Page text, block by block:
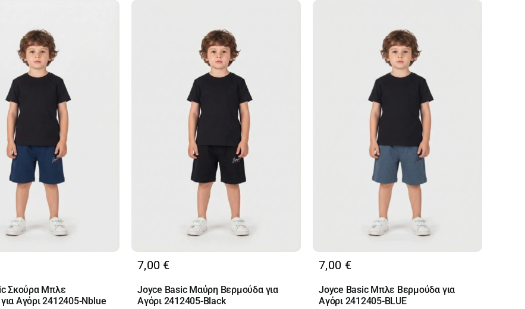
ποσότητα
Σκούρα Μπλε
Αγόρι 2412405-Nblue
7,00 €
Joyce Basic Μαύρη Βερμούδα για
Αγόρι 2412405-Black
7,00 €
Joyce Basic Μπλε Βερμούδα για
Αγόρι 2412405-BLUE